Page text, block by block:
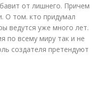
Морковный салат
от лишнего. Причем
О том. кто придумал
ведутся уже много лет.
по всему миру так и не
создателя претендуют